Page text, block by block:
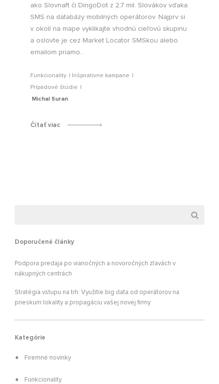
ako Slovnaft či DingoDot z 2,7 mil. Slovákov vďaka
SMS na databázy mobilných operátorov. Najprv si
v okolí na mape vyklikajte vhodnú cieľovú skupinu
a oslovte je cez Market Locator SMSkou alebo
emailom priamo...
Funkcionality
Inšpiratívne kampane
Prípadové štúdie
Michal Suran
Čítať viac
Doporučené články
Podpora predaja po vianočných a novoročných zľavách v
nákupných centrách
Stratégia vstupu na trh: Využitie big data od operátorov na
prieskum lokality a propagáciu vašej novej firmy
Kategórie
Firemné novinky
Funkcionality